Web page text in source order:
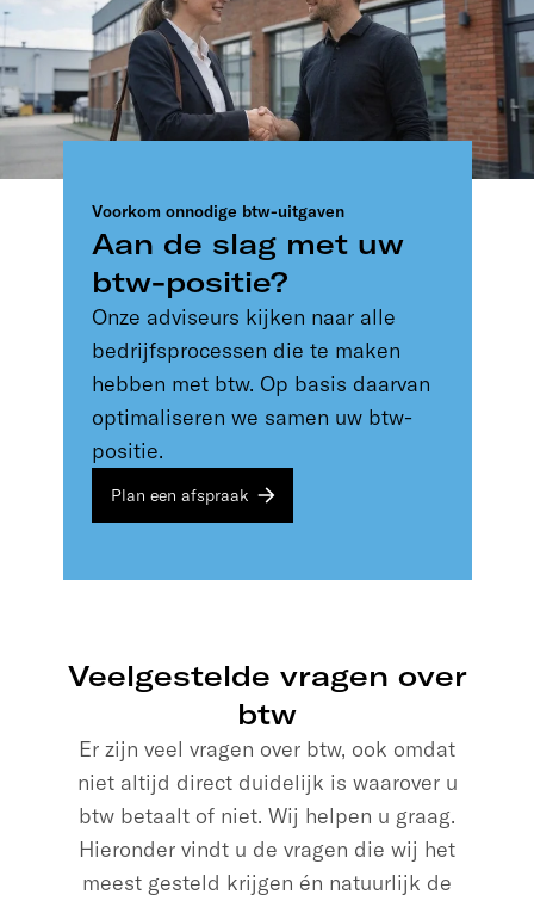
Aan de slag met uw
btw-positie?
Voorkom onnodige btw-uitgaven
Onze adviseurs kijken naar alle
bedrijfsprocessen die te maken
hebben met btw. Op basis daarvan
optimaliseren we samen uw btw-
positie.
Plan een afspraak
Veelgestelde vragen over
btw
Er zijn veel vragen over btw, ook omdat
niet altijd direct duidelijk is waarover u
btw betaalt of niet. Wij helpen u graag.
Hieronder vindt u de vragen die wij het
meest gesteld krijgen én natuurlijk de